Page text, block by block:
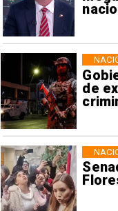
de